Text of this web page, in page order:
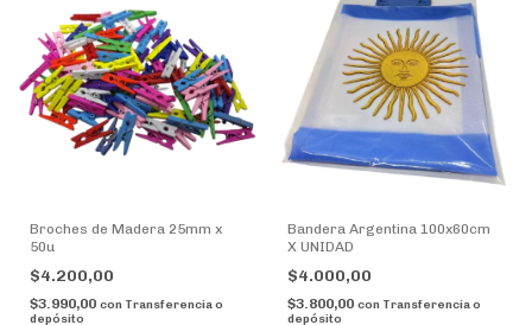
Broches de Madera 25mm x
50u
$4.200,00
$3.990,00 con Transferencia o
depósito
Bandera Argentina 100x60cm
X UNIDAD
$4.000,00
$3.800,00 con Transferencia o
depósito